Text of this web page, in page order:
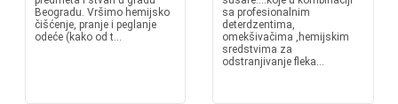
Beogradu. Vršimo hemijsko
čišćenje, pranje i peglanje
odeće (kako od t...
sa profesionalnim
deterdzentima,
omekšivačima ,hemijskim
sredstvima za
odstranjivanje fleka...